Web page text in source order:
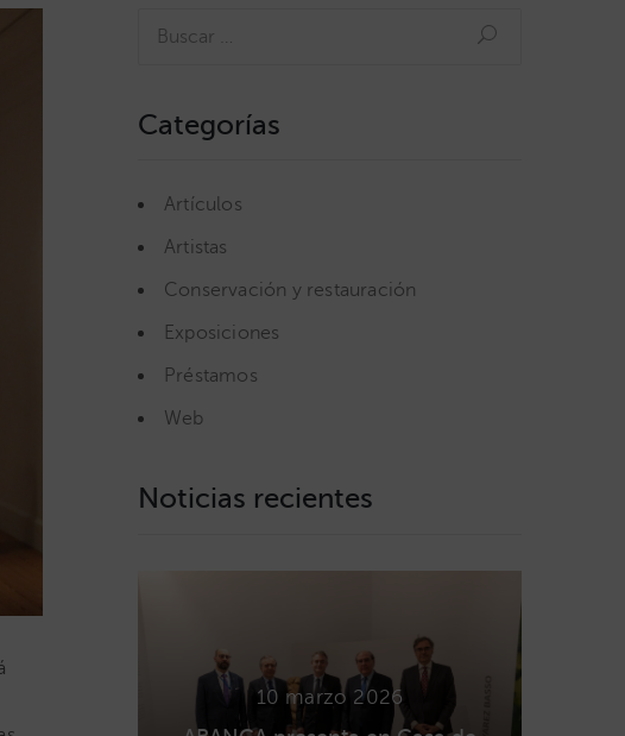
Categorías
Artículos
Artistas
Conservación y restauración
Exposiciones
Préstamos
Web
Noticias recientes
10 marzo 2026